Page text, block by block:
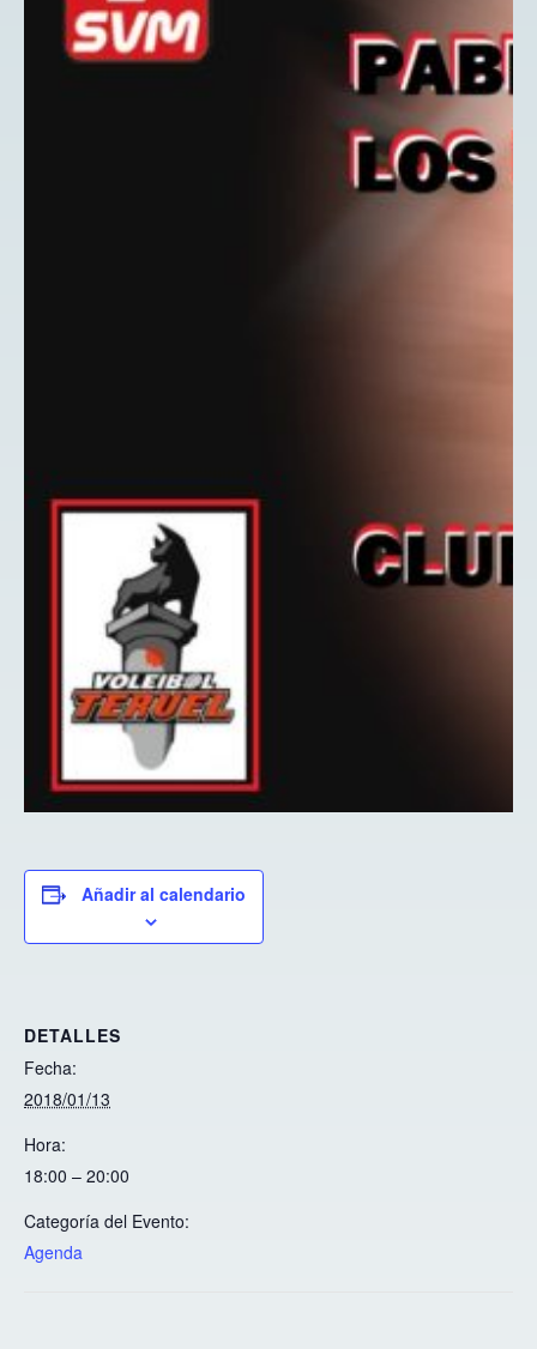
Añadir al calendario
DETALLES
Fecha:
2018/01/13
Hora:
18:00 – 20:00
Categoría del Evento:
Agenda